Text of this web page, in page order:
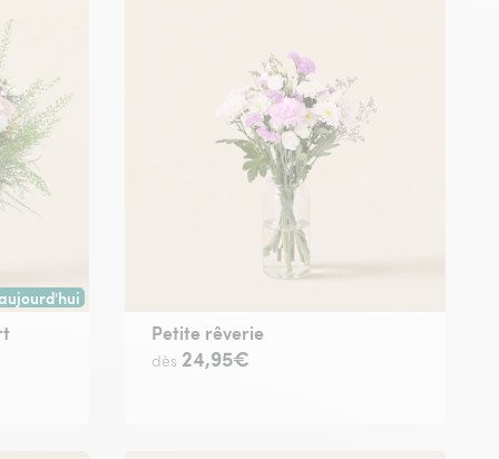
17h) ou à la date de votre choix.
dès aujourd'hui (pour toute commande passée avant 17h) ou à
Petite rêverie
dès 24,95€